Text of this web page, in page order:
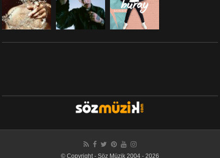
© Copyright - Söz Müzik 2004 - 2026